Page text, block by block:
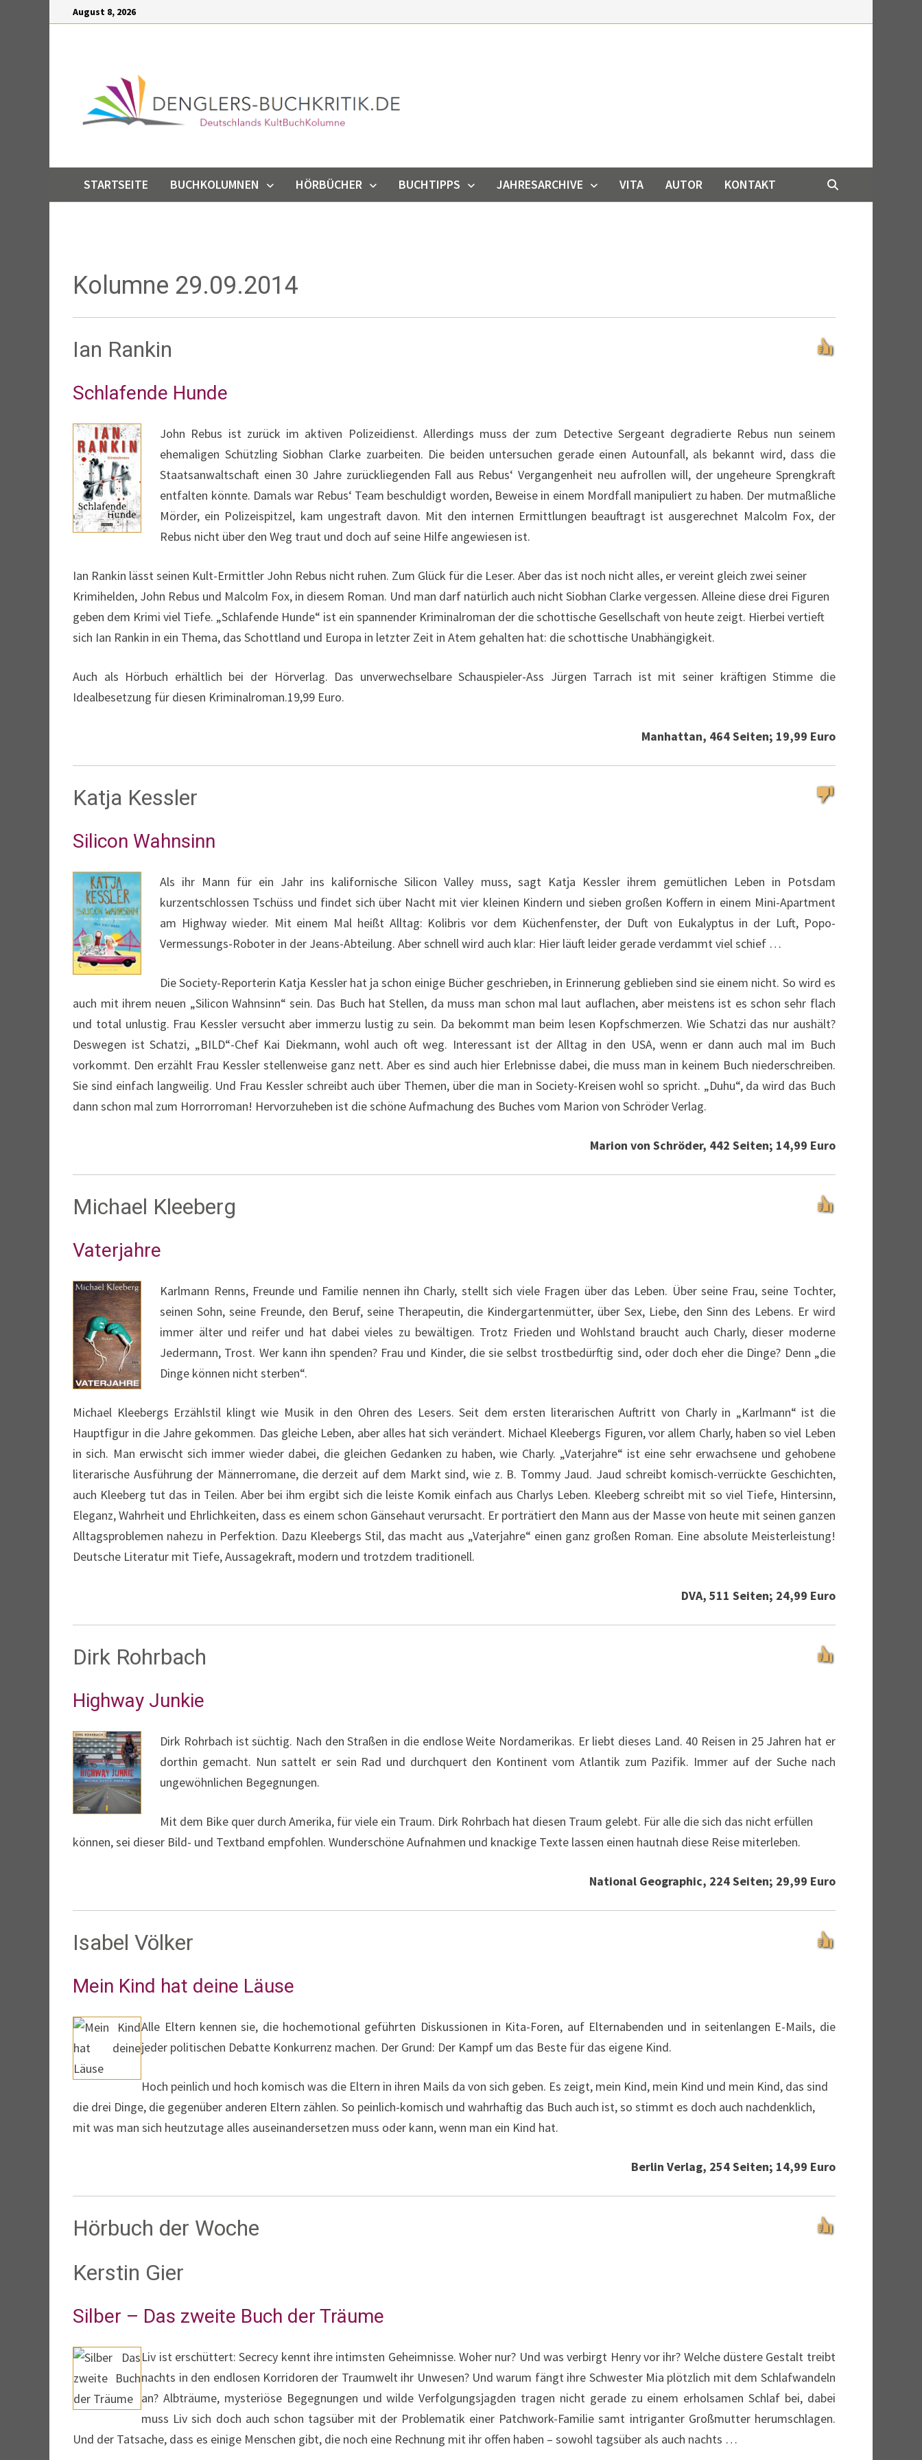
Inhalt
August 8, 2026
STARTSEITE BUCHKOLUMNEN HÖRBÜCHER BUCHTIPPS JAHRESARCHIVE VITA AUTOR KONTAKT
Kolumne 29.09.2014
Ian Rankin
Schlafende Hunde
John Rebus ist zurück im aktiven Polizeidienst. Allerdings muss der zum Detective Sergeant degradierte Rebus nun seinem
ehemaligen Schützling Siobhan Clarke zuarbeiten. Die beiden untersuchen gerade einen Autounfall, als bekannt wird, dass die
Staatsanwaltschaft einen 30 Jahre zurückliegenden Fall aus Rebus‘ Vergangenheit neu aufrollen will, der ungeheure Sprengkraft
entfalten könnte. Damals war Rebus‘ Team beschuldigt worden, Beweise in einem Mordfall manipuliert zu haben. Der mutmaßliche
Mörder, ein Polizeispitzel, kam ungestraft davon. Mit den internen Ermittlungen beauftragt ist ausgerechnet Malcolm Fox, der
Rebus nicht über den Weg traut und doch auf seine Hilfe angewiesen ist.
Ian Rankin lässt seinen Kult-Ermittler John Rebus nicht ruhen. Zum Glück für die Leser. Aber das ist noch nicht alles, er vereint gleich zwei seiner
Krimihelden, John Rebus und Malcolm Fox, in diesem Roman. Und man darf natürlich auch nicht Siobhan Clarke vergessen. Alleine diese drei Figuren
geben dem Krimi viel Tiefe. „Schlafende Hunde“ ist ein spannender Kriminalroman der die schottische Gesellschaft von heute zeigt. Hierbei vertieft
sich Ian Rankin in ein Thema, das Schottland und Europa in letzter Zeit in Atem gehalten hat: die schottische Unabhängigkeit.
Auch als Hörbuch erhältlich bei der Hörverlag. Das unverwechselbare Schauspieler-Ass Jürgen Tarrach ist mit seiner kräftigen Stimme die
Idealbesetzung für diesen Kriminalroman.19,99 Euro.
Manhattan, 464 Seiten; 19,99 Euro
Katja Kessler
Silicon Wahnsinn
Als ihr Mann für ein Jahr ins kalifornische Silicon Valley muss, sagt Katja Kessler ihrem gemütlichen Leben in Potsdam
kurzentschlossen Tschüss und findet sich über Nacht mit vier kleinen Kindern und sieben großen Koffern in einem Mini-Apartment
am Highway wieder. Mit einem Mal heißt Alltag: Kolibris vor dem Küchenfenster, der Duft von Eukalyptus in der Luft, Popo-
Vermessungs-Roboter in der Jeans-Abteilung. Aber schnell wird auch klar: Hier läuft leider gerade verdammt viel schief …
Die Society-Reporterin Katja Kessler hat ja schon einige Bücher geschrieben, in Erinnerung geblieben sind sie einem nicht. So wird es
auch mit ihrem neuen „Silicon Wahnsinn“ sein. Das Buch hat Stellen, da muss man schon mal laut auflachen, aber meistens ist es schon sehr flach
und total unlustig. Frau Kessler versucht aber immerzu lustig zu sein. Da bekommt man beim lesen Kopfschmerzen. Wie Schatzi das nur aushält?
Deswegen ist Schatzi, „BILD“-Chef Kai Diekmann, wohl auch oft weg. Interessant ist der Alltag in den USA, wenn er dann auch mal im Buch
vorkommt. Den erzählt Frau Kessler stellenweise ganz nett. Aber es sind auch hier Erlebnisse dabei, die muss man in keinem Buch niederschreiben.
Sie sind einfach langweilig. Und Frau Kessler schreibt auch über Themen, über die man in Society-Kreisen wohl so spricht. „Duhu“, da wird das Buch
dann schon mal zum Horrorroman! Hervorzuheben ist die schöne Aufmachung des Buches vom Marion von Schröder Verlag.
Marion von Schröder, 442 Seiten; 14,99 Euro
Michael Kleeberg
Vaterjahre
Karlmann Renns, Freunde und Familie nennen ihn Charly, stellt sich viele Fragen über das Leben. Über seine Frau, seine Tochter,
seinen Sohn, seine Freunde, den Beruf, seine Therapeutin, die Kindergartenmütter, über Sex, Liebe, den Sinn des Lebens. Er wird
immer älter und reifer und hat dabei vieles zu bewältigen. Trotz Frieden und Wohlstand braucht auch Charly, dieser moderne
Jedermann, Trost. Wer kann ihn spenden? Frau und Kinder, die sie selbst trostbedürftig sind, oder doch eher die Dinge? Denn „die
Dinge können nicht sterben“.
Michael Kleebergs Erzählstil klingt wie Musik in den Ohren des Lesers. Seit dem ersten literarischen Auftritt von Charly in „Karlmann“ ist die
Hauptfigur in die Jahre gekommen. Das gleiche Leben, aber alles hat sich verändert. Michael Kleebergs Figuren, vor allem Charly, haben so viel Leben
in sich. Man erwischt sich immer wieder dabei, die gleichen Gedanken zu haben, wie Charly. „Vaterjahre“ ist eine sehr erwachsene und gehobene
literarische Ausführung der Männerromane, die derzeit auf dem Markt sind, wie z. B. Tommy Jaud. Jaud schreibt komisch-verrückte Geschichten,
auch Kleeberg tut das in Teilen. Aber bei ihm ergibt sich die leiste Komik einfach aus Charlys Leben. Kleeberg schreibt mit so viel Tiefe, Hintersinn,
Eleganz, Wahrheit und Ehrlichkeiten, dass es einem schon Gänsehaut verursacht. Er porträtiert den Mann aus der Masse von heute mit seinen ganzen
Alltagsproblemen nahezu in Perfektion. Dazu Kleebergs Stil, das macht aus „Vaterjahre“ einen ganz großen Roman. Eine absolute Meisterleistung!
Deutsche Literatur mit Tiefe, Aussagekraft, modern und trotzdem traditionell.
DVA, 511 Seiten; 24,99 Euro
Dirk Rohrbach
Highway Junkie
Dirk Rohrbach ist süchtig. Nach den Straßen in die endlose Weite Nordamerikas. Er liebt dieses Land. 40 Reisen in 25 Jahren hat er
dorthin gemacht. Nun sattelt er sein Rad und durchquert den Kontinent vom Atlantik zum Pazifik. Immer auf der Suche nach
ungewöhnlichen Begegnungen.
Mit dem Bike quer durch Amerika, für viele ein Traum. Dirk Rohrbach hat diesen Traum gelebt. Für alle die sich das nicht erfüllen
können, sei dieser Bild- und Textband empfohlen. Wunderschöne Aufnahmen und knackige Texte lassen einen hautnah diese Reise miterleben.
National Geographic, 224 Seiten; 29,99 Euro
Isabel Völker
Mein Kind hat deine Läuse
Alle Eltern kennen sie, die hochemotional geführten Diskussionen in Kita-Foren, auf Elternabenden und in seitenlangen E-Mails, die
jeder politischen Debatte Konkurrenz machen. Der Grund: Der Kampf um das Beste für das eigene Kind.
Hoch peinlich und hoch komisch was die Eltern in ihren Mails da von sich geben. Es zeigt, mein Kind, mein Kind und mein Kind, das sind
die drei Dinge, die gegenüber anderen Eltern zählen. So peinlich-komisch und wahrhaftig das Buch auch ist, so stimmt es doch auch nachdenklich,
mit was man sich heutzutage alles auseinandersetzen muss oder kann, wenn man ein Kind hat.
Berlin Verlag, 254 Seiten; 14,99 Euro
Hörbuch der Woche
Kerstin Gier
Silber – Das zweite Buch der Träume
Liv ist erschüttert: Secrecy kennt ihre intimsten Geheimnisse. Woher nur? Und was verbirgt Henry vor ihr? Welche düstere Gestalt treibt
nachts in den endlosen Korridoren der Traumwelt ihr Unwesen? Und warum fängt ihre Schwester Mia plötzlich mit dem Schlafwandeln
an? Albträume, mysteriöse Begegnungen und wilde Verfolgungsjagden tragen nicht gerade zu einem erholsamen Schlaf bei, dabei
muss Liv sich doch auch schon tagsüber mit der Problematik einer Patchwork-Familie samt intriganter Großmutter herumschlagen.
Und der Tatsache, dass es einige Menschen gibt, die noch eine Rechnung mit ihr offen haben – sowohl tagsüber als auch nachts …